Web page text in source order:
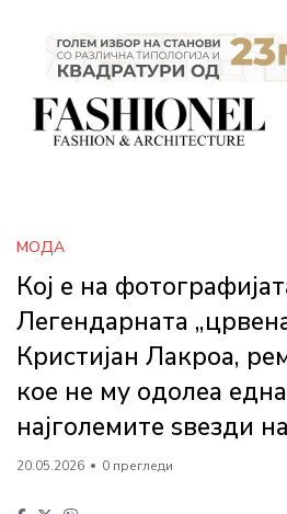
МОДА
Кој е на
Легендарната
Кристијан Лакроа,
кое не му одолеа
најголемите ѕвезди
20.05.2026 0 прегледи